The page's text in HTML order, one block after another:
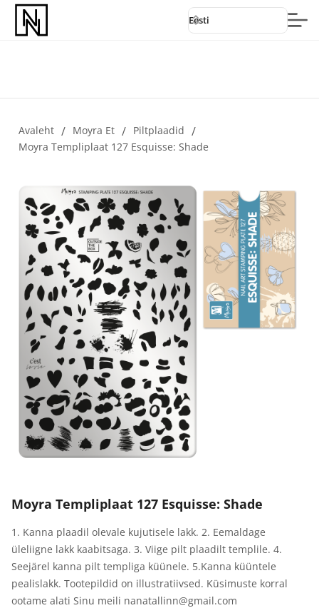
Eesti
Avaleht / Moyra Et / Piltplaadid /
Moyra Templiplaat 127 Esquisse: Shade
Moyra Templiplaat 127 Esquisse: Shade
1. Kanna plaadil olevale kujutisele lakk. 2. Eemaldage
üleliigne lakk kaabitsaga. 3. Viige pilt plaadilt templile. 4.
Seejärel kanna pilt templiga küünele. 5.Kanna küüntele
pealislakk. Tootepildid on illustratiivsed. Küsimuste korral
ootame alati Sinu meili nanatallinn@gmail.com